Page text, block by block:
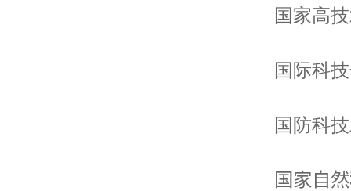
国家高
国际科
国防科
国家自